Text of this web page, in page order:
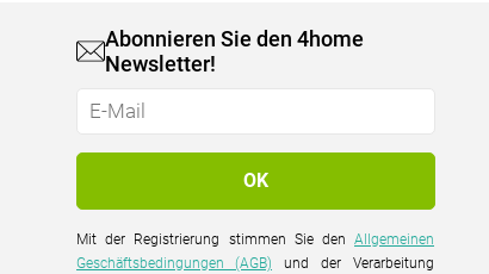
Abonnieren Sie den 4home
Newsletter!
Mit der Registrierung stimmen Sie denAllgemeinen
Geschäftsbedingungen (AGB) und der Verarbeitung